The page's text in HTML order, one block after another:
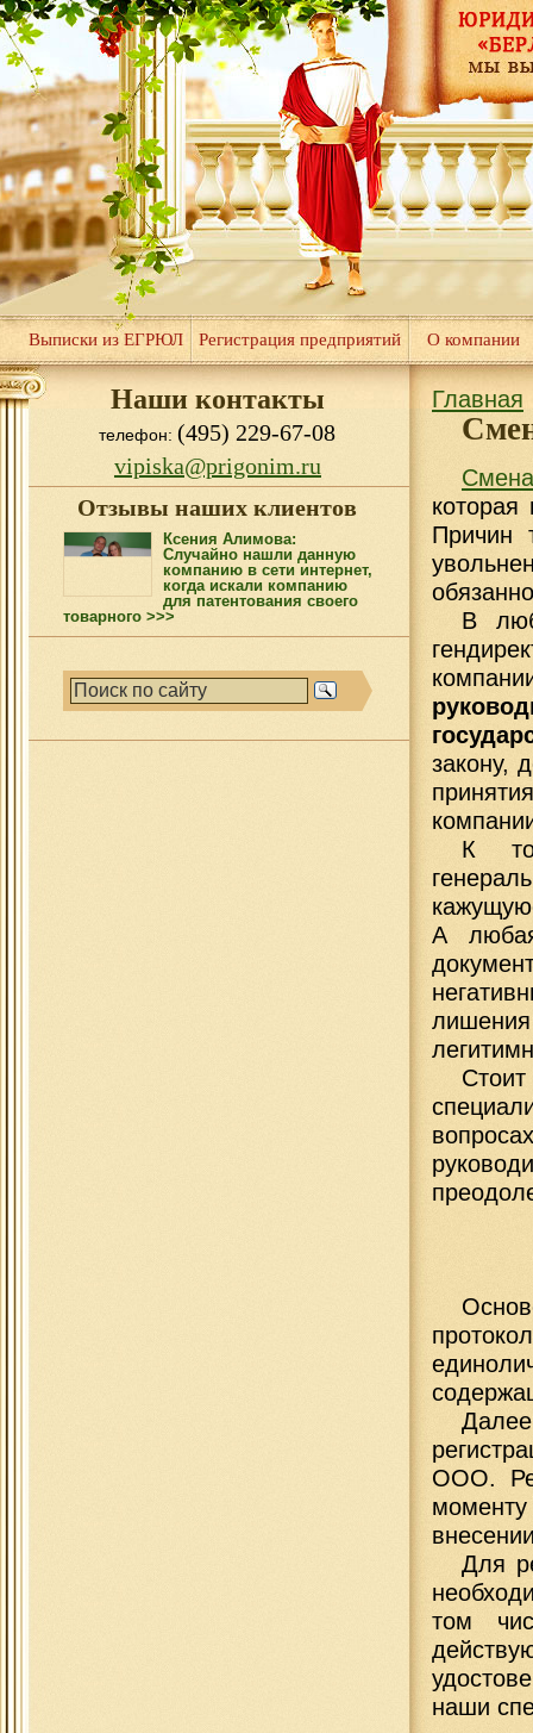
Выписки из ЕГРЮЛ Регистрация предприятий О компании
Наши контакты
телефон:(495) 229-67-08
vipiska@prigonim.ru
Отзывы наших клиентов
Ксения Алимова:
Случайно нашли данную
компанию в сети интернет,
когда искали компанию
для патентования своего
товарного >>>
Главная
Причин
В
закону,
К
А
ООО.
Для
том
наши